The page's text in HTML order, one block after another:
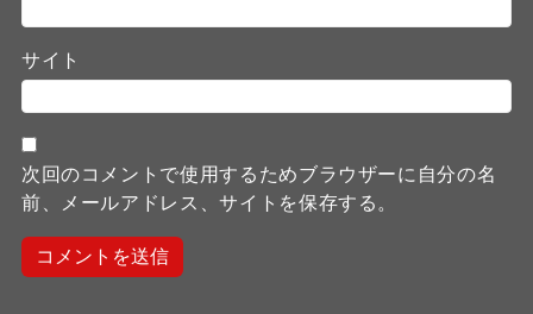
サイト
次回のコメントで使用するためブラウザーに自分の名
前、メールアドレス、サイトを保存する。